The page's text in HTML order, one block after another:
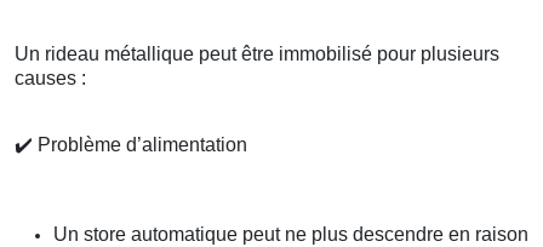
Un rideau métallique peut être immobilisé pour plusieurs
causes :
✔️ Problème d’alimentation
Un store automatique peut ne plus descendre en raison